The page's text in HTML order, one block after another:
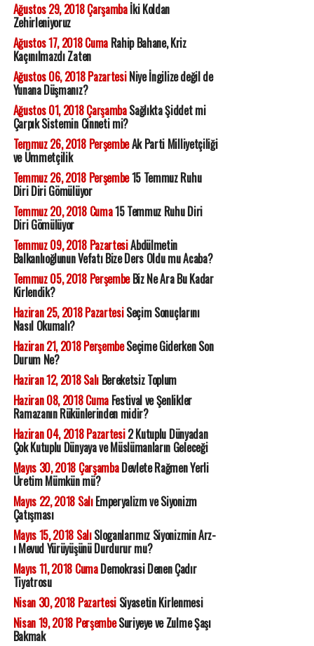
Ağustos 29, 2018 Çarşambaİki Koldan
Zehirleniyoruz
Ağustos 17, 2018 CumaRahip Bahane, Kriz
Kaçınılmazdı Zaten
Ağustos 06, 2018 PazartesiNiye İngilize değil de
Yunana Düşmanız?
Ağustos 01, 2018 ÇarşambaSağlıkta Şiddet mi
Çarpık Sistemin Cinneti mi?
Temmuz 26, 2018 PerşembeAk Parti Milliyetçiliği
ve Ümmetçilik
Temmuz 26, 2018 Perşembe15 Temmuz Ruhu
Diri Diri Gömülüyor
Temmuz 20, 2018 Cuma15 Temmuz Ruhu Diri
Diri Gömülüyor
Temmuz 09, 2018 PazartesiAbdülmetin
Balkanlıoğlunun Vefatı Bize Ders Oldu mu Acaba?
Temmuz 05, 2018 PerşembeBiz Ne Ara Bu Kadar
Kirlendik?
Haziran 25, 2018 PazartesiSeçim Sonuçlarını
Nasıl Okumalı?
Haziran 21, 2018 PerşembeSeçime Giderken Son
Durum Ne?
Haziran 12, 2018 SalıBereketsiz Toplum
Haziran 08, 2018 CumaFestival ve Şenlikler
Ramazanın Rükünlerinden midir?
Haziran 04, 2018 Pazartesi2 Kutuplu Dünyadan
Çok Kutuplu Dünyaya ve Müslümanların Geleceği
Mayıs 30, 2018 ÇarşambaDevlete Rağmen Yerli
Üretim Mümkün mü?
Mayıs 22, 2018 SalıEmperyalizm ve Siyonizm
Çatışması
Mayıs 15, 2018 SalıSloganlarımız Siyonizmin Arz-
ı Mevud Yürüyüşünü Durdurur mu?
Mayıs 11, 2018 CumaDemokrasi Denen Çadır
Tiyatrosu
Nisan 30, 2018 PazartesiSiyasetin Kirlenmesi
Nisan 19, 2018 PerşembeSuriyeye ve Zulme Şaşı
Bakmak